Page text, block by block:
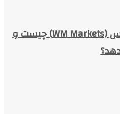
بروکر دبلیو ام مارکتس (WM Markets) چیست و